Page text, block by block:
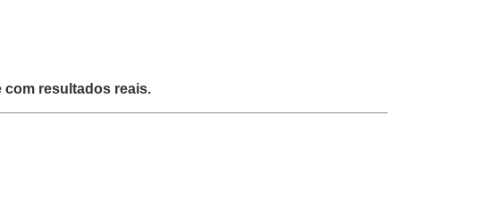
resultados reais.